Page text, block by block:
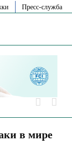
Пресс-служба
в мире